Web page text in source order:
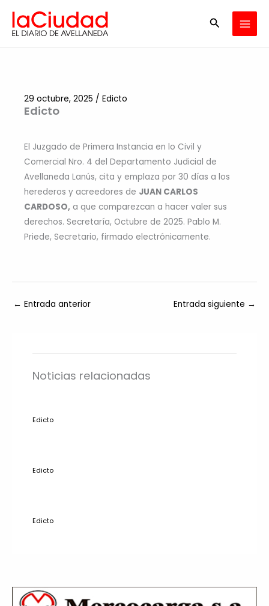
contenido
Buscar
Edicto
29 octubre, 2025 / Edicto
El Juzgado de Primera Instancia en lo Civil y
Comercial Nro. 4 del Departamento Judicial de
Avellaneda Lanús, cita y emplaza por 30 días a los
herederos y acreedores de JUAN CARLOS
CARDOSO, a que comparezcan a hacer valer sus
derechos. Secretaría, Octubre de 2025. Pablo M.
Priede, Secretario, firmado electrónicamente.
← Entrada anterior Entrada siguiente →
Noticias relacionadas
Edicto
Edicto
Edicto